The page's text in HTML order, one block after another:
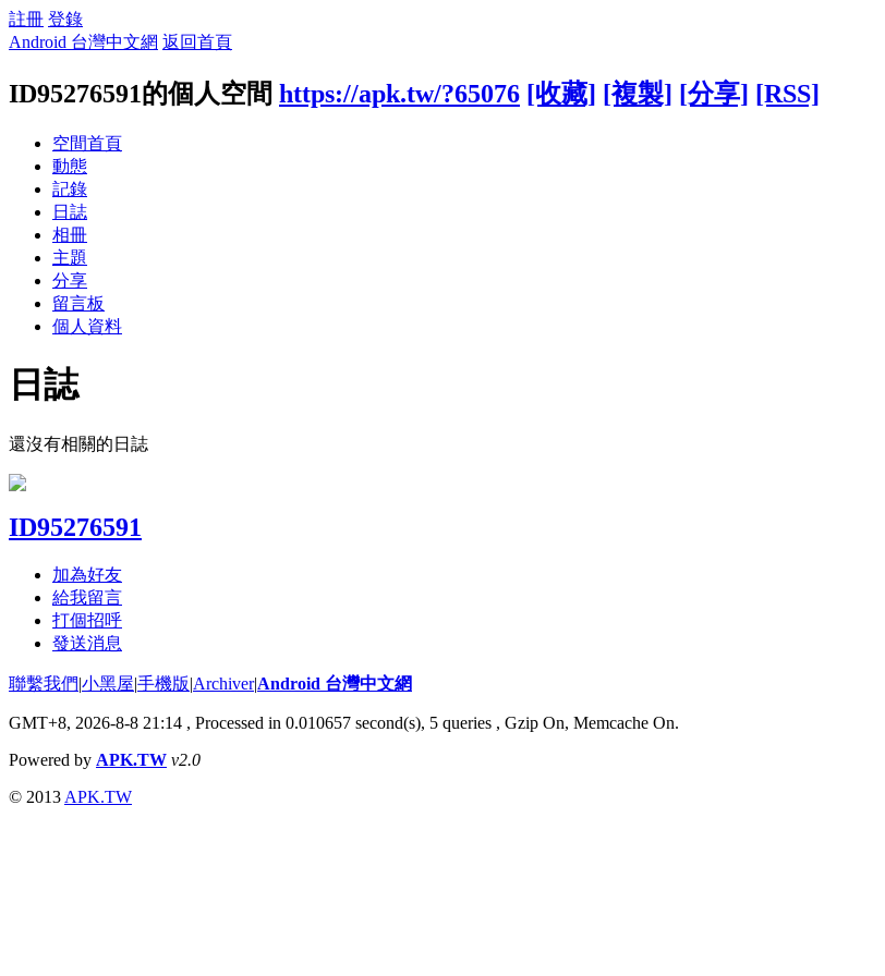
註冊 登錄
Android 台灣中文網 返回首頁
ID95276591的個人空間 https://apk.tw/?65076 [收藏] [複製] [分享] [RSS]
空間首頁
動態
記錄
日誌
相冊
主題
分享
留言板
個人資料
日誌
還沒有相關的日誌
ID95276591
加為好友
給我留言
打個招呼
發送消息
聯繫我們|小黑屋|手機版|Archiver|Android 台灣中文網
GMT+8, 2026-8-8 21:14 , Processed in 0.010657 second(s), 5 queries , Gzip On, Memcache On.
Powered by APK.TW v2.0
© 2013 APK.TW